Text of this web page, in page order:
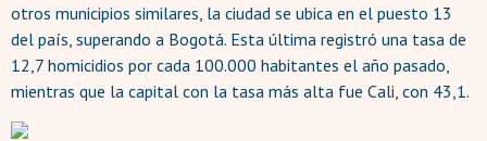
otros municipios similares, la ciudad se ubica en el puesto 13
del país, superando a Bogotá. Esta última registró una tasa de
12,7 homicidios por cada 100.000 habitantes el año pasado,
mientras que la capital con la tasa más alta fue Cali, con 43,1.